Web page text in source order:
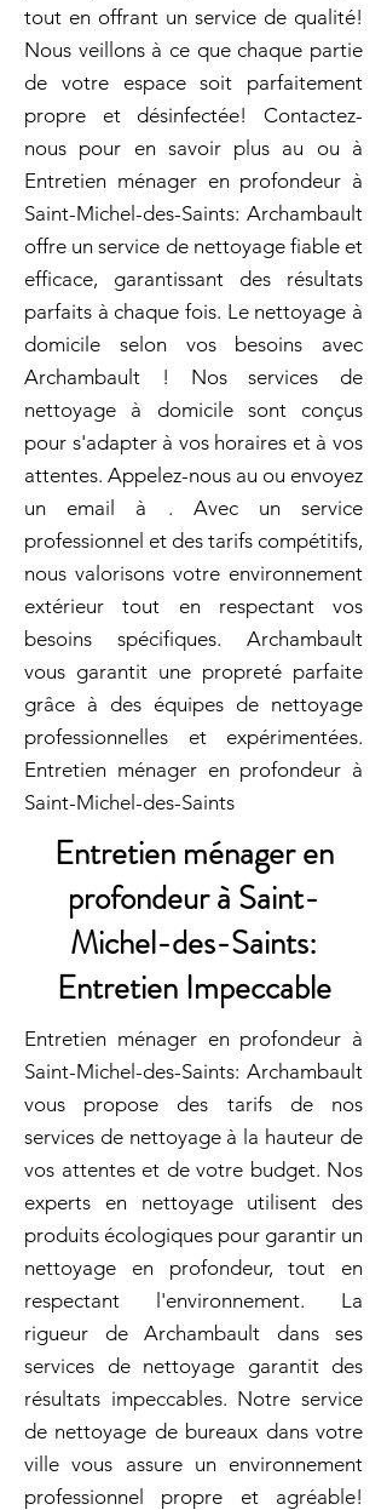
tout en offrant un service de qualité!
Nous veillons à ce que chaque partie
de votre espace soit parfaitement
propre et désinfectée! Contactez-
nous pour en savoir plus au ou à
Entretien ménager en profondeur à
Saint-Michel-des-Saints: Archambault
offre un service de nettoyage fiable et
efficace, garantissant des résultats
parfaits à chaque fois. Le nettoyage à
domicile selon vos besoins avec
Archambault ! Nos services de
nettoyage à domicile sont conçus
pour s'adapter à vos horaires et à vos
attentes. Appelez-nous au ou envoyez
un email à . Avec un service
professionnel et des tarifs compétitifs,
nous valorisons votre environnement
extérieur tout en respectant vos
besoins spécifiques. Archambault
vous garantit une propreté parfaite
grâce à des équipes de nettoyage
professionnelles et expérimentées.
Entretien ménager en profondeur à
Saint-Michel-des-Saints
Entretien ménager en
profondeur à Saint-
Michel-des-Saints:
Entretien Impeccable
Entretien ménager en profondeur à
Saint-Michel-des-Saints: Archambault
vous propose des tarifs de nos
services de nettoyage à la hauteur de
vos attentes et de votre budget. Nos
experts en nettoyage utilisent des
produits écologiques pour garantir un
nettoyage en profondeur, tout en
respectant l'environnement. La
rigueur de Archambault dans ses
services de nettoyage garantit des
résultats impeccables. Notre service
de nettoyage de bureaux dans votre
ville vous assure un environnement
professionnel propre et agréable!